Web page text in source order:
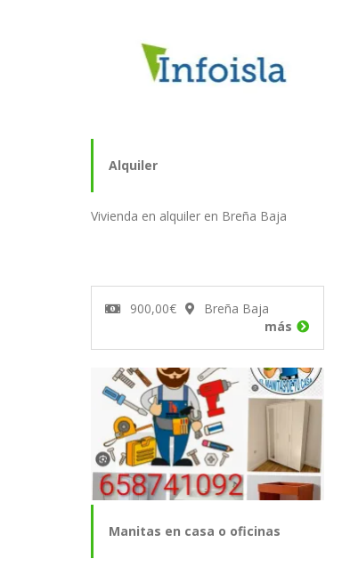
Alquiler
Vivienda en alquiler en Breña Baja
900,00€
Breña Baja
más
Manitas en casa o oficinas